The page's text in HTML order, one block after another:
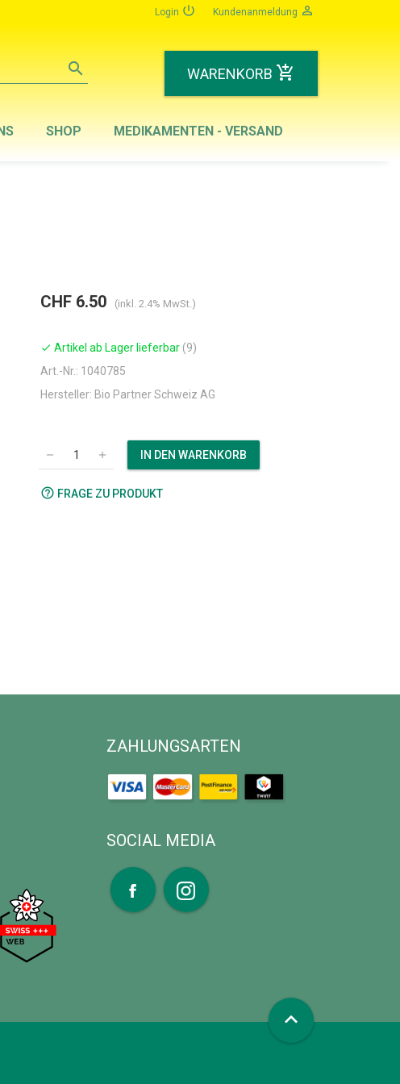
Login power_settings_new Kundenanmeldung person_outline
search WARENKORB add_shopping_cart
SHOP MEDIKAMENTEN - VERSAND
CHF 6.50 (inkl. 2.4% MwSt.)
check Artikel ab Lager lieferbar (9)
Art.-Nr.: 1040785
Hersteller: Bio Partner Schweiz AG
remove add IN DEN WARENKORB
help_outline FRAGE ZU PRODUKT
ZAHLUNGSARTEN
SOCIAL MEDIA
expand_less